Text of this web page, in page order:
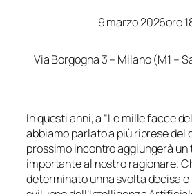
9 marzo 2026ore
Via Borgogna 3 – Milano (M1 –
In questi anni, a “Le mille facce
abbiamo parlato a più riprese del
prossimo incontro aggiungerà
importante al nostro ragionare.
determinato unna svolta decisa